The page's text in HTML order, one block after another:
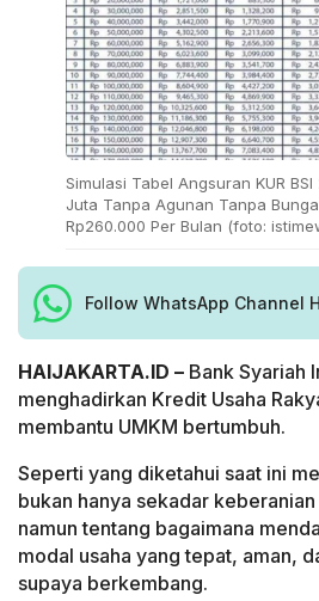
Simulasi Tabel Angsuran KUR BSI
Juta Tanpa Agunan Tanpa
Rp260.000 Per Bulan (foto:
Follow WhatsApp Channel
HAIJAKARTA.ID – Bank Syariah
menghadirkan Kredit Usaha
membantu UMKM bertumbuh.
Seperti yang diketahui saat ini
bukan hanya sekadar
namun tentang bagaimana
modal usaha yang tepat, aman,
supaya berkembang.